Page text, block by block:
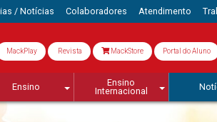
/ Notícias Colaboradores Atendimento
MackPlay Revista MackStore Portal do Aluno
Ensino
Ensino
Internacional